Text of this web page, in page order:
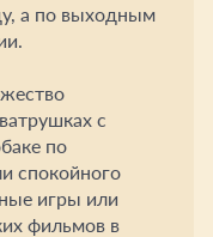
а по выходным
с
по
спокойного
игры или
фильмов в